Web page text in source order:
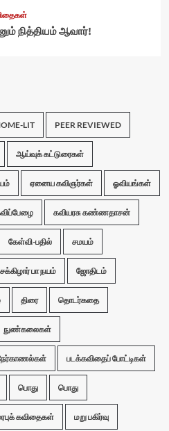
நித்தியம் ஆவார்!
LIT PEER REVIEWED
ஆய்வுக் கட்டுரைகள்
ஏனைய கவிஞர்கள் ஓவியங்கள்
கவியரசு கண்ணதாசன்
கேள்வி-பதில் சமயம்
பா நயம் ஜோதிடம்
திரை தொடர்கதை
நுண்கலைகள்
படக்கவிதைப் போட்டிகள்
பொது பொது
கவிதைகள் மறு பகிர்வு